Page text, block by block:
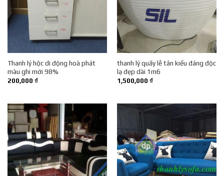
Thanh lý hộc di động hoà phát
màu ghi mới 98%
200,000 ₫
thanh lý quầy lễ tân kiểu đáng độc
lạ đẹp dài 1m6
1,500,000 ₫